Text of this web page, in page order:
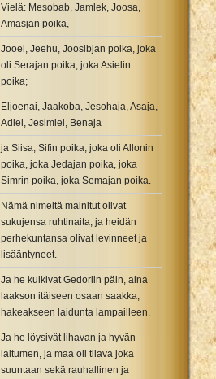
Vielä: Mesobab, Jamlek, Joosa,
Amasjan poika,
Jooel, Jeehu, Joosibjan poika, joka
oli Serajan poika, joka Asielin
poika;
Eljoenai, Jaakoba, Jesohaja, Asaja,
Adiel, Jesimiel, Benaja
ja Siisa, Sifin poika, joka oli Allonin
poika, joka Jedajan poika, joka
Simrin poika, joka Semajan poika.
Nämä nimeltä mainitut olivat
sukujensa ruhtinaita, ja heidän
perhekuntansa olivat levinneet ja
lisääntyneet.
Ja he kulkivat Gedoriin päin, aina
laakson itäiseen osaan saakka,
hakeakseen laidunta lampailleen.
Ja he löysivät lihavan ja hyvän
laitumen, ja maa oli tilava joka
suuntaan sekä rauhallinen ja